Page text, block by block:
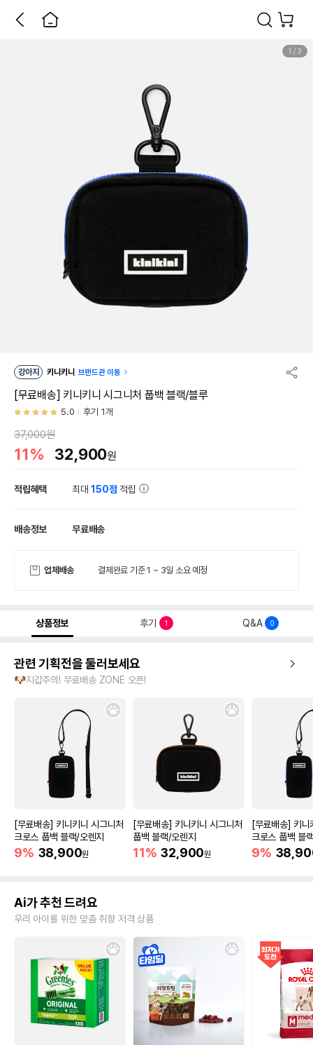
1 / 3
강아지 키니키니 브랜드관 이동
[무료배송] 키니키니 시그니처 풉백 블랙/블루
5.0 후기 1개
37,000원
11% 32,900원
적립혜택 최대150점 적립
배송정보 무료배송
업체배송 결제완료 기준 1 ~ 3일 소요 예정
상품정보 후기 1 Q&A 0
관련 기획전을 둘러보세요
🐶지갑주의! 무료배송 ZONE 오픈!
[무료배송] 키니키니 시그니처
크로스 풉백 블랙/오렌지
9% 38,900원
[무료배송] 키니키니 시그니처
풉백 블랙/오렌지
11% 32,900원
[무료배송] 키니
크로스 풉백 블
9%
Ai가 추천 드려요
우리 아이를 위한 맞춤 취향 저격 상품